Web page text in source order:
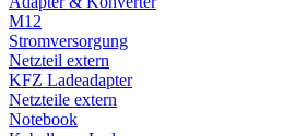
M12
Stromversorgung
Netzteil extern
KFZ Ladeadapter
Netzteile extern
Notebook